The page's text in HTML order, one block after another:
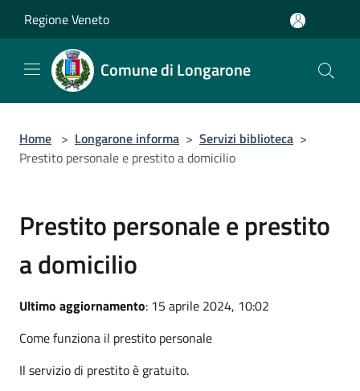
Regione Veneto
Comune di Longarone
Home > Longarone informa > Servizi biblioteca >
Prestito personale e prestito a domicilio
Prestito personale e prestito
a domicilio
Ultimo aggiornamento: 15 aprile 2024, 10:02
Come funziona il prestito personale
Il servizio di prestito è gratuito.